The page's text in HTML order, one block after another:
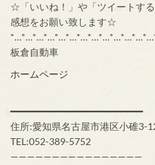
☆「いいね！」や「ツイートす
感想をお願い致します☆
板倉自動車
ホームページ
━━━━━━━━━━━━━━━━━━━━━━━━
住所:愛知県名古屋市港区小碓3-
TEL:052-389-5752
————————————————